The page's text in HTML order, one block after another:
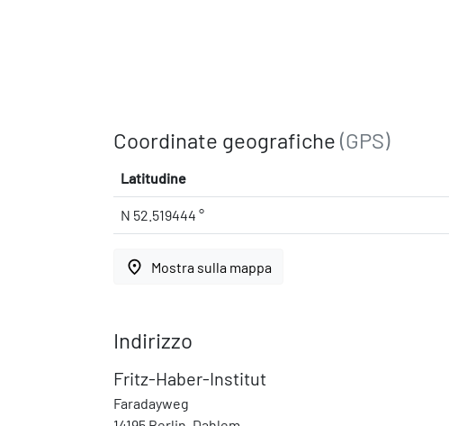
Coordinate geografiche (GPS)
Latitudine
N 52.519444 °
place Mostra sulla mappa
Indirizzo
Fritz-Haber-Institut
Faradayweg